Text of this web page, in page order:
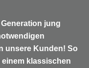
jung
unsere Kunden! So
klassischen